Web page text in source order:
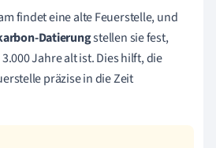
findet eine alte Feuerstelle, und
Datierungstellen sie fest,
Jahre alt ist. Dies hilft, die
präzise in die Zeit